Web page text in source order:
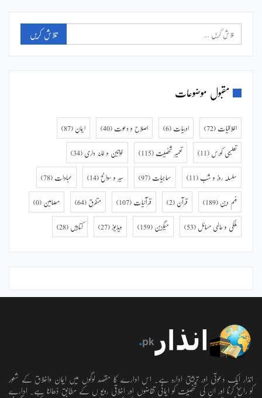
مقبول موضوعات
اخلاقیات (72) ادبیات (6) اصلاح و دعوت (40) ایمان (87)
تعلیمی کورس (11) تعمیر شخصیت (115) خواتین و خانہ داری (34)
سلسلہ روز و شب (11) سماجیات (97) سیر و سوانح (14) عبادات (78)
فہم دین (189) قرآن (2) قرآنیات (107) متفرق (64) مضامین (0)
ملکی و عالمی مسائل (53) میگزین (159) ویڈیوز (27) کتابیں (28)
انذار ایک دعوتی اور تربیتی ادارہ ہے۔ اس ادارے کا مقصد لوگوں میں ایمان واخلاق کے شعور
کو راسخ کرنا اور ان کی شخصیت کو ایمانی تقاضوں اور اخلاقی رویو ں کے مطابق ڈھالنا ہے۔ ادارے